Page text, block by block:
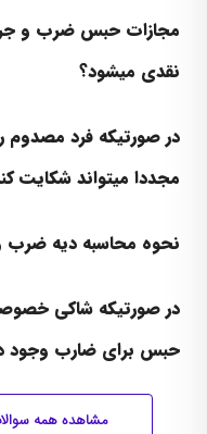
مجازات حبس ضرب و
نقدی میشود؟
در صورتیکه فرد
مجددا میتواند شکایت
نحوه محاسبه دیه
در صورتیکه شاکی
حبس برای ضارب وجود
مشاهده همه